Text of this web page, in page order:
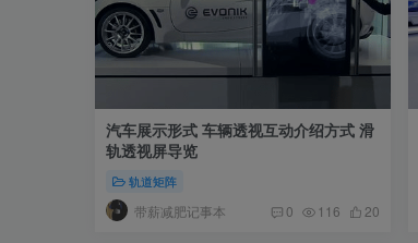
汽车展示形式 车辆透视互动介绍方式 滑
轨透视屏导览
轨道矩阵
带薪减肥记事本 0 116 20